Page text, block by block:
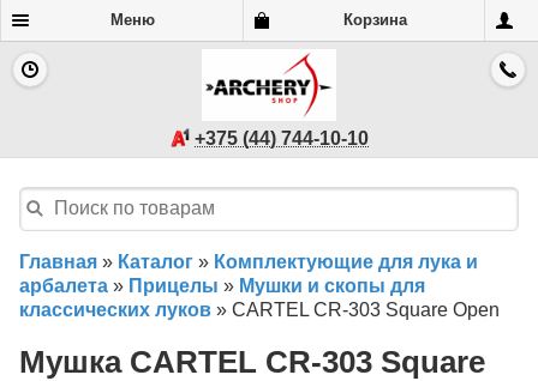
Меню Корзина
+375 (44) 744-10-10
Главная » Каталог » Комплектующие для лука и
арбалета » Прицелы » Мушки и скопы для
классических луков » CARTEL CR-303 Square Open
Мушка CARTEL CR-303 Square